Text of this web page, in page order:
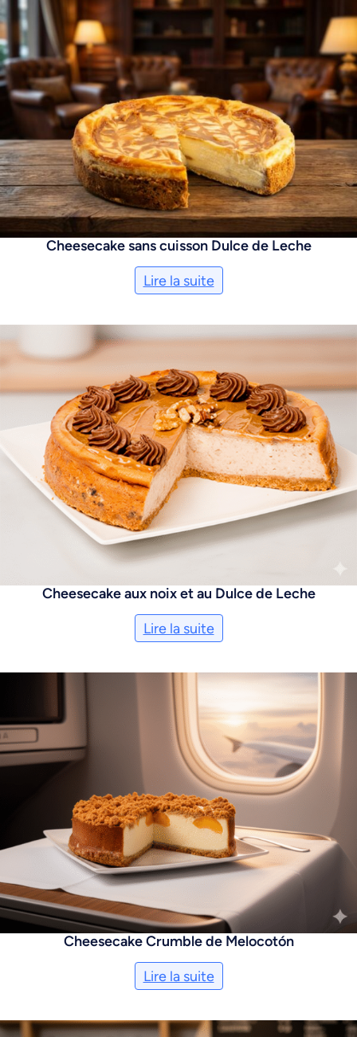
Cheesecake sans cuisson Dulce de Leche
Lire la suite
Cheesecake aux noix et au Dulce de Leche
Lire la suite
Cheesecake Crumble de Melocotón
Lire la suite